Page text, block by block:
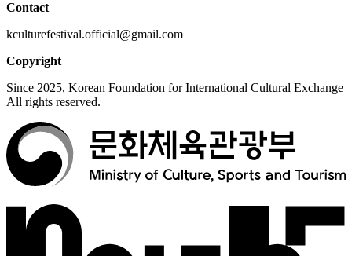
Contact
kculturefestival.official@gmail.com
Copyright
Since 2025, Korean Foundation for International Cultural Exchange
All rights reserved.